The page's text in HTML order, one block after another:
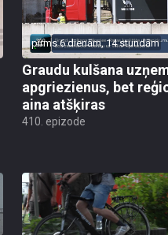
pirms 6 dienām, 14 stundām
Graudu kulšana
apgriezienus, bet
aina atšķiras
410. epizode